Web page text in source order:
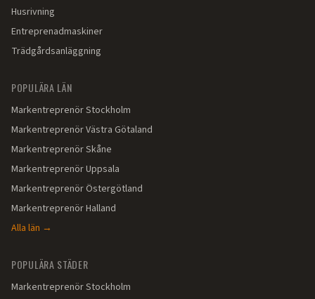
Husrivning
Entreprenadmaskiner
Trädgårdsanläggning
POPULÄRA LÄN
MarkentreprenörStockholm
MarkentreprenörVästra Götaland
MarkentreprenörSkåne
MarkentreprenörUppsala
MarkentreprenörÖstergötland
MarkentreprenörHalland
Alla län →
POPULÄRA STÄDER
MarkentreprenörStockholm